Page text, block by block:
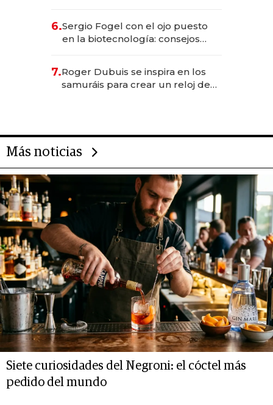
6.Sergio Fogel con el ojo puesto
en la biotecnología: consejos
rol de la IA
7.Roger Dubuis se inspira en los
samuráis para crear un reloj de
Más noticias
Siete curiosidades del Negroni: el cóctel más
pedido del mundo